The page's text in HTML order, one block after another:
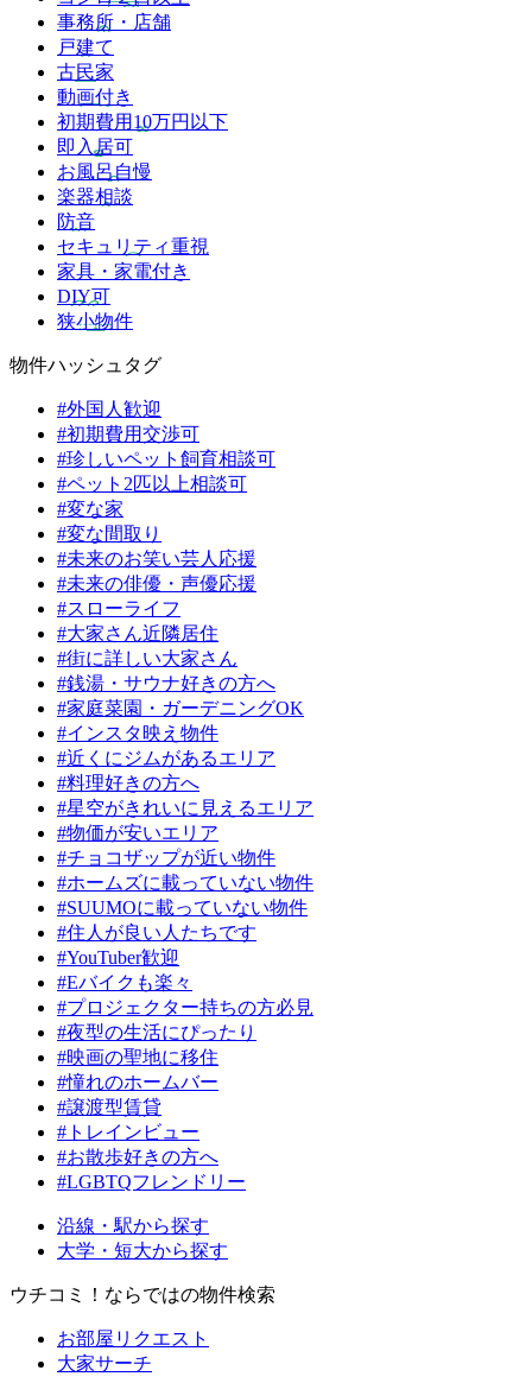
事務所・店舗
戸建て
古民家
動画付き
初期費用10万円以下
即入居可
お風呂自慢
楽器相談
防音
セキュリティ重視
家具・家電付き
DIY可
狭小物件
物件ハッシュタグ
#外国人歓迎
#初期費用交渉可
#珍しいペット飼育相談可
#ペット2匹以上相談可
#変な家
#変な間取り
#未来のお笑い芸人応援
#未来の俳優・声優応援
#スローライフ
#大家さん近隣居住
#街に詳しい大家さん
#銭湯・サウナ好きの方へ
#家庭菜園・ガーデニングOK
#インスタ映え物件
#近くにジムがあるエリア
#料理好きの方へ
#星空がきれいに見えるエリア
#物価が安いエリア
#チョコザップが近い物件
#ホームズに載っていない物件
#SUUMOに載っていない物件
#住人が良い人たちです
#YouTuber歓迎
#Eバイクも楽々
#プロジェクター持ちの方必見
#夜型の生活にぴったり
#映画の聖地に移住
#憧れのホームバー
#譲渡型賃貸
#トレインビュー
#お散歩好きの方へ
#LGBTQフレンドリー
沿線・駅から探す
大学・短大から探す
ウチコミ！ならではの物件検索
お部屋リクエスト
大家サーチ